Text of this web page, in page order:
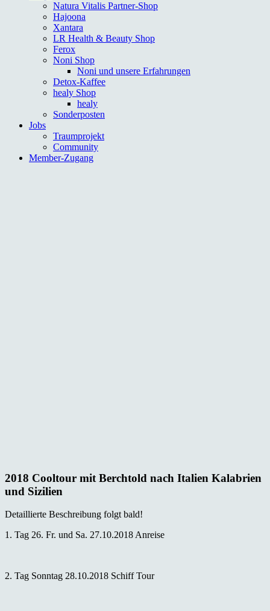
Natura Vitalis Partner-Shop
Hajoona
Xantara
LR Health & Beauty Shop
Ferox
Noni Shop
Noni und unsere Erfahrungen
Detox-Kaffee
healy Shop
healy
Sonderposten
Jobs
Traumprojekt
Community
Member-Zugang
2018 Cooltour mit Berchtold nach Italien Kalabrien
und Sizilien
Detaillierte Beschreibung folgt bald!
1. Tag 26. Fr. und Sa. 27.10.2018 Anreise
2. Tag Sonntag 28.10.2018 Schiff Tour